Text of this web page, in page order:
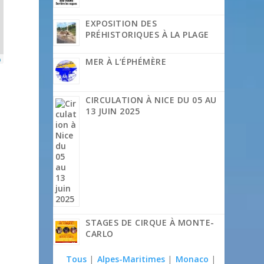
EXPOSITION DES
PRÉHISTORIQUES À LA PLAGE
MER À L’ÉPHÉMÈRE
CIRCULATION À NICE DU 05 AU
13 JUIN 2025
STAGES DE CIRQUE À MONTE-
CARLO
Tous | Alpes-Maritimes | Monaco |